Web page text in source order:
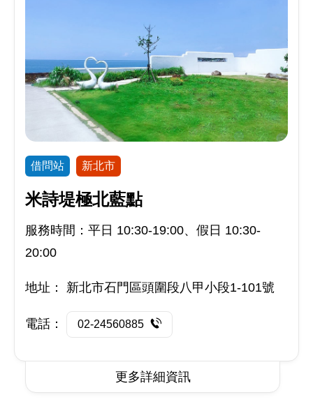
借問站 新北市
米詩堤極北藍點
服務時間：平日 10:30-19:00、假日 10:30-
20:00
地址： 新北市石門區頭圍段八甲小段1-101號
電話： 02-24560885
更多詳細資訊